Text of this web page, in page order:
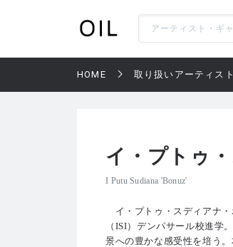
HOME 取り扱いアーティス
イ・プトゥ
I Putu Sudiana 'Bonuz'
イ・プトゥ・スディアナ・
（ISI）デンパサール校進学
景への豊かな感受性を培う